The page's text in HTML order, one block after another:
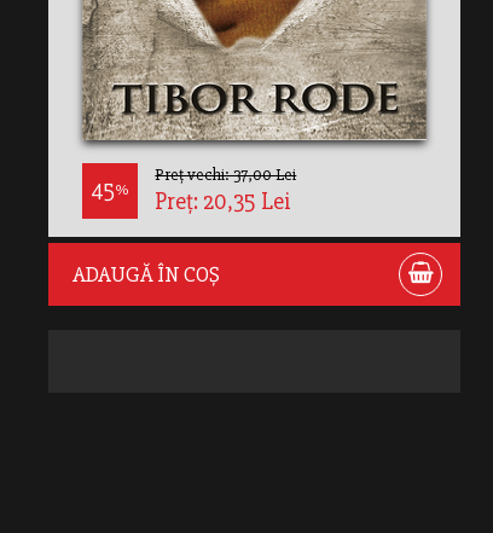
45%
Preț vechi: 37,00 Lei
Preț: 20,35 Lei
ADAUGĂ ÎN COȘ